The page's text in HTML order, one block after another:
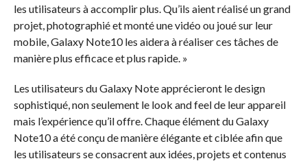
les utilisateurs à accomplir plus. Qu’ils aient réalisé un grand
projet, photographié et monté une vidéo ou joué sur leur
mobile, Galaxy Note10 les aidera à réaliser ces tâches de
manière plus efficace et plus rapide. »
Les utilisateurs du Galaxy Note apprécieront le design
sophistiqué, non seulement le look and feel de leur appareil
mais l’expérience qu’il offre. Chaque élément du Galaxy
Note10 a été conçu de manière élégante et ciblée afin que
les utilisateurs se consacrent aux idées, projets et contenus